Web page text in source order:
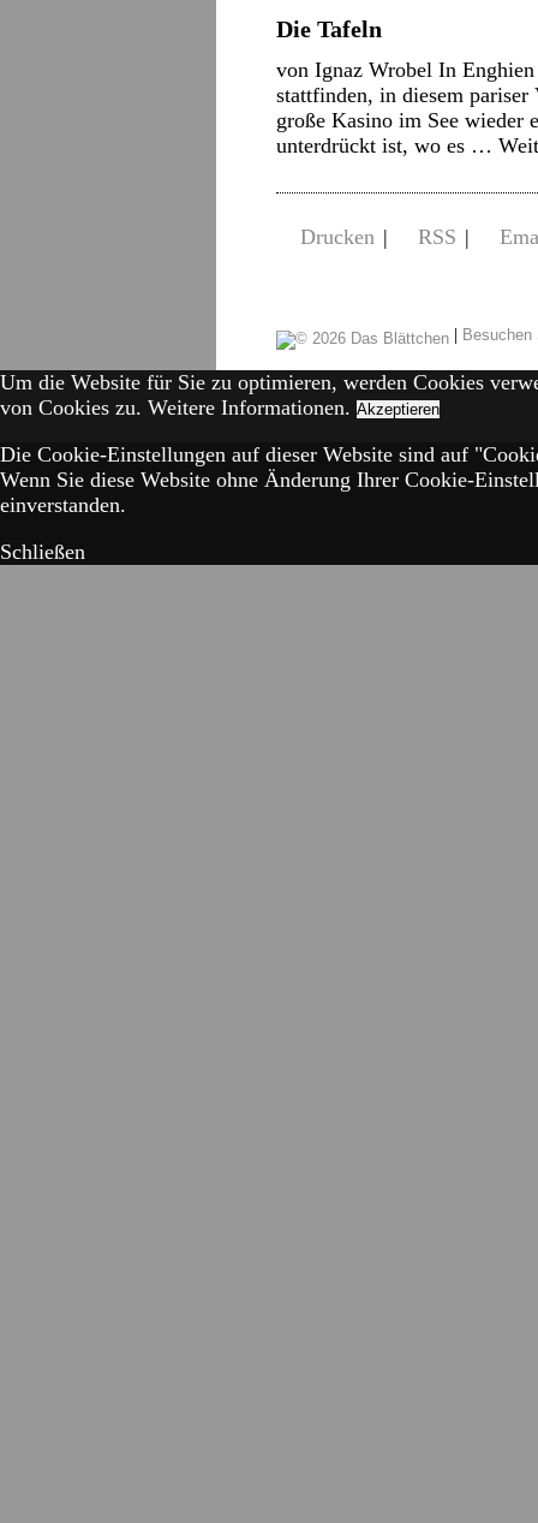
Die Tafeln
von Ignaz Wrobel In
stattfinden, in diesem
große Kasino im See wieder
unterdrückt ist, wo es …
Drucken | RSS |
|
Um die Website für Sie zu optimieren, werden Cookies
von Cookies zu. Weitere Informationen. Akzeptieren
Die Cookie-Einstellungen auf dieser Website sind auf
Wenn Sie diese Website ohne Änderung Ihrer Cookie-
einverstanden.
Schließen